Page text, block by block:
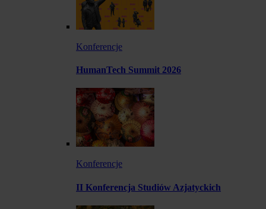
Konferencje
HumanTech Summit 2026
Konferencje
II Konferencja Studiów Azjatyckich